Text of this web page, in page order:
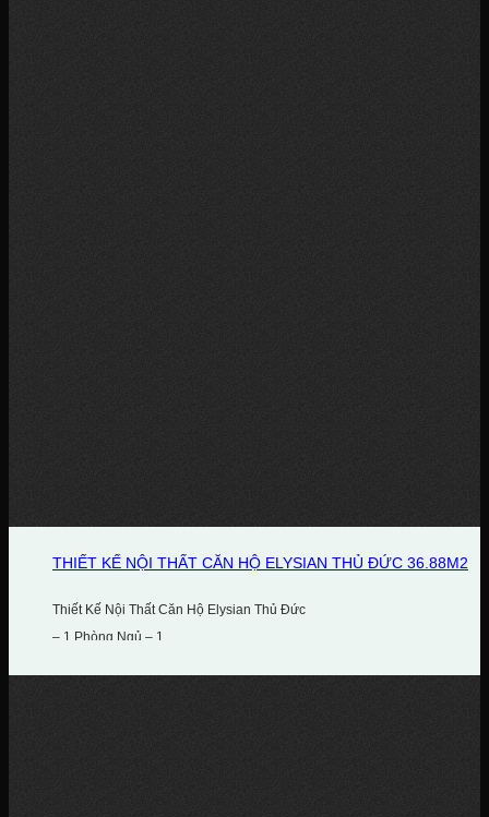
THIẾT KẾ NỘI THẤT CĂN HỘ ELYSIAN THỦ ĐỨC 36.88M2
Thiết Kế Nội Thất Căn Hộ Elysian Thủ Đức
– 1 Phòng Ngủ – 1...